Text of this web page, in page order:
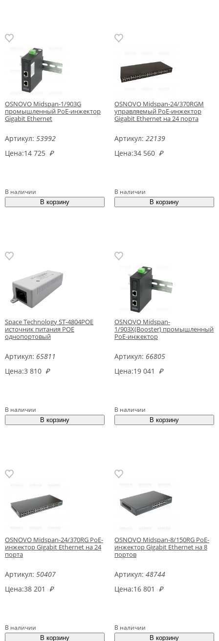
OSNOVO Midspan-1/903G
промышленный PoE-инжектор
Gigabit Ethernet
Артикул: 53992
Цена:14 725 ₽
В наличии
OSNOVO Midspan-24/370RGM
управляемый PoE-инжектор
Gigabit Ethernet на 24 порта
Артикул: 22139
Цена:34 560 ₽
В наличии
Space Technology ST-4804POE
источник питания POE
однопортовый
Артикул: 65811
Цена:3 810 ₽
В наличии
OSNOVO Midspan-
1/903X(Booster) промышленный
PoE-инжектор
Артикул: 66805
Цена:19 041 ₽
В наличии
OSNOVO Midspan-24/370RG PoE-
инжектор Gigabit Ethernet на 24
порта
Артикул: 50407
Цена:38 201 ₽
В наличии
OSNOVO Midspan-8/150RG PoE-
инжектор Gigabit Ethernet на 8
портов
Артикул: 48744
Цена:16 801 ₽
В наличии